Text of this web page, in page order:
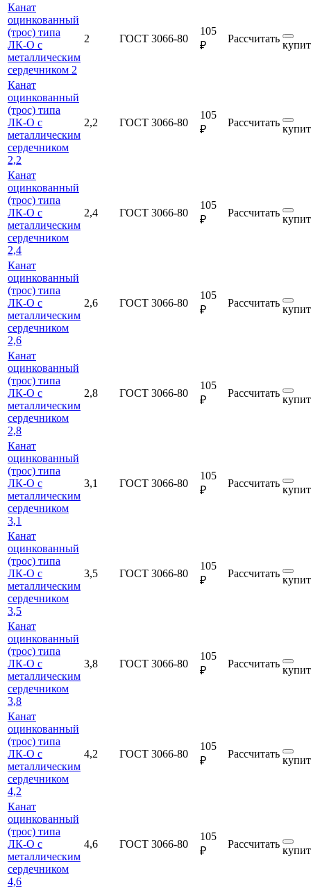
Канат
оцинкованный
(трос) типа
ЛК-О с
металлическим
сердечником 2
2 ГОСТ 3066-80
105
₽
Рассчитать
Канат
оцинкованный
(трос) типа
ЛК-О с
металлическим
сердечником
2,2
2,2 ГОСТ 3066-80
105
₽
Рассчитать
Канат
оцинкованный
(трос) типа
ЛК-О с
металлическим
сердечником
2,4
2,4 ГОСТ 3066-80
105
₽
Рассчитать
Канат
оцинкованный
(трос) типа
ЛК-О с
металлическим
сердечником
2,6
2,6 ГОСТ 3066-80
105
₽
Рассчитать
Канат
оцинкованный
(трос) типа
ЛК-О с
металлическим
сердечником
2,8
2,8 ГОСТ 3066-80
105
₽
Рассчитать
Канат
оцинкованный
(трос) типа
ЛК-О с
металлическим
сердечником
3,1
3,1 ГОСТ 3066-80
105
₽
Рассчитать
Канат
оцинкованный
(трос) типа
ЛК-О с
металлическим
сердечником
3,5
3,5 ГОСТ 3066-80
105
₽
Рассчитать
Канат
оцинкованный
(трос) типа
ЛК-О с
металлическим
сердечником
3,8
3,8 ГОСТ 3066-80
105
₽
Рассчитать
Канат
оцинкованный
(трос) типа
ЛК-О с
металлическим
сердечником
4,2
4,2 ГОСТ 3066-80
105
₽
Рассчитать
Канат
оцинкованный
(трос) типа
ЛК-О с
металлическим
сердечником
4,6
4,6 ГОСТ 3066-80
105
₽
Рассчитать